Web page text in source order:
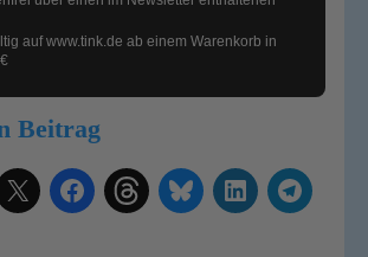
aufwww.tink.de ab einem Warenkorb in
Beitrag